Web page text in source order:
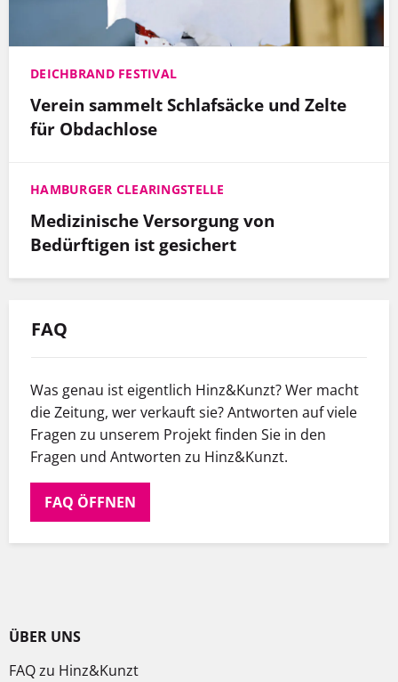
DEICHBRAND FESTIVAL
Verein sammelt Schlafsäcke und Zelte
für Obdachlose
HAMBURGER CLEARINGSTELLE
Medizinische Versorgung von
Bedürftigen ist gesichert
FAQ
Was genau ist eigentlich Hinz&Kunzt? Wer macht
die Zeitung, wer verkauft sie? Antworten auf viele
Fragen zu unserem Projekt finden Sie in den
Fragen und Antworten zu Hinz&Kunzt.
FAQ ÖFFNEN
ÜBER UNS
FAQ zu Hinz&Kunzt